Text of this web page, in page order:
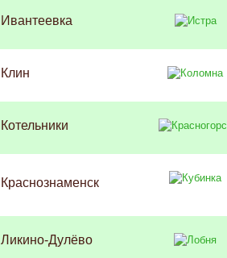
Ивантеевка
Клин
Котельники
Краснознаменск
Ликино-Дулёво